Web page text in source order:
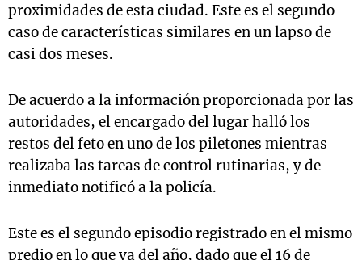
proximidades de esta ciudad. Este es el segundo
caso de características similares en un lapso de
casi dos meses.
De acuerdo a la información proporcionada por las
autoridades, el encargado del lugar halló los
restos del feto en uno de los piletones mientras
realizaba las tareas de control rutinarias, y de
inmediato notificó a la policía.
Este es el segundo episodio registrado en el mismo
predio en lo que va del año, dado que el 16 de